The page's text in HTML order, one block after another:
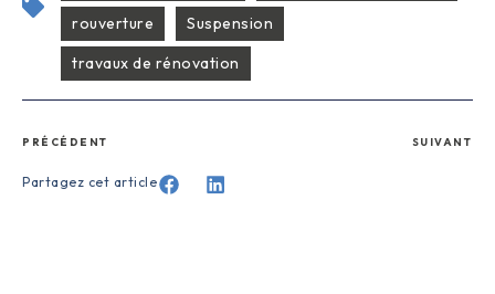
rouverture
Suspension
travaux de rénovation
PRÉCÉDENT SUIVANT
Partagez cet article